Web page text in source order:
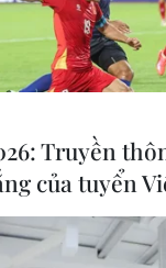
Truyền
của tuyển